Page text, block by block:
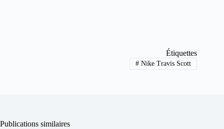
Étiquettes
# Nike Travis Scott
Publications similaires